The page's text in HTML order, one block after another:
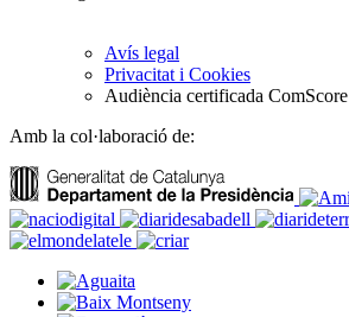
Avís legal
Privacitat i Cookies
Audiència certificada ComScore
Amb la col·laboració de: